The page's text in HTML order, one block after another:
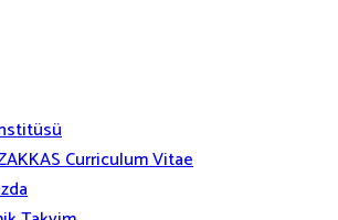
Curriculum Vitae